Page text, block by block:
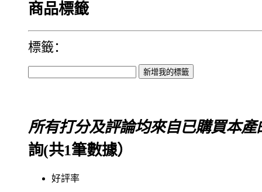
商品標籤
標籤：
所有打分及評論均來自已購買本產
詢(共1筆數據）
好評率